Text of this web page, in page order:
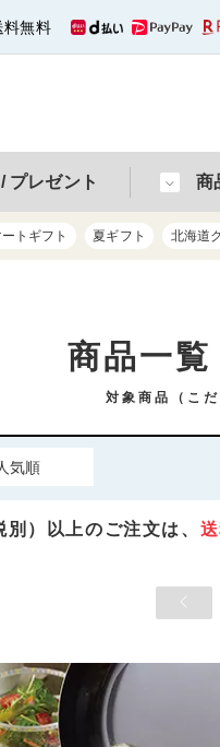
料無料
プレゼント 商
トギフト 夏ギフト 北海道
商品一覧
対象商品（こ
）以上のご注文は、